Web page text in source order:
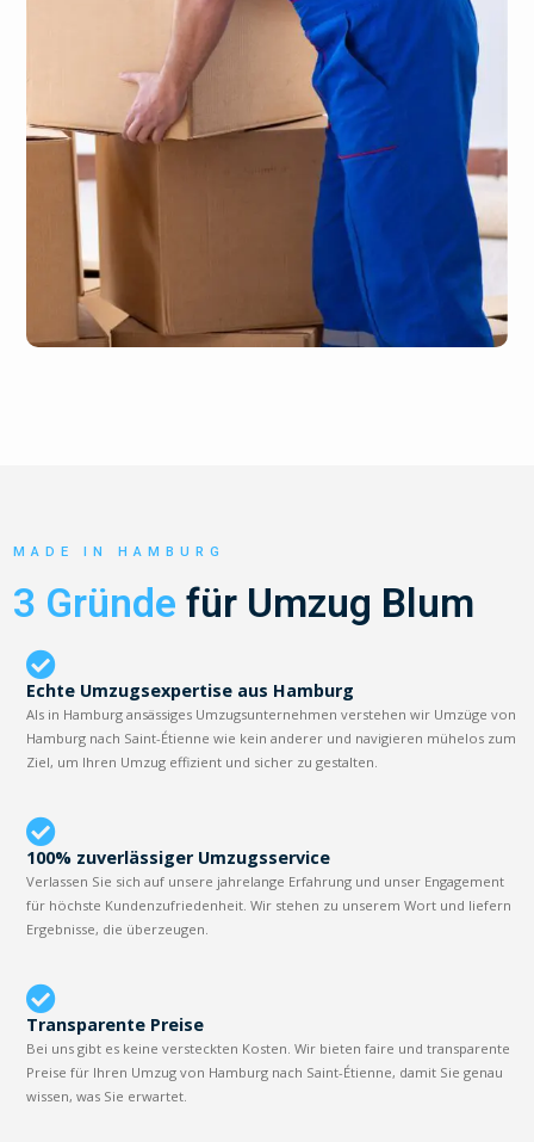
MADE IN HAMBURG
3 Gründe für Umzug Blum
Echte Umzugsexpertise aus Hamburg
Als in Hamburg ansässiges Umzugsunternehmen verstehen wir Umzüge von
Hamburg nach Saint-Étienne wie kein anderer und navigieren mühelos zum
Ziel, um Ihren Umzug effizient und sicher zu gestalten.
100% zuverlässiger Umzugsservice
Verlassen Sie sich auf unsere jahrelange Erfahrung und unser Engagement
für höchste Kundenzufriedenheit. Wir stehen zu unserem Wort und liefern
Ergebnisse, die überzeugen.
Transparente Preise
Bei uns gibt es keine versteckten Kosten. Wir bieten faire und transparente
Preise für Ihren Umzug von Hamburg nach Saint-Étienne, damit Sie genau
wissen, was Sie erwartet.